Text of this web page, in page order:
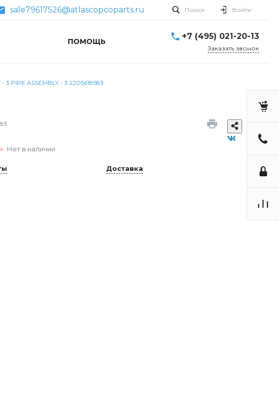
sale79617526@atlascopcoparts.ru Поиск Войти
ПОМОЩЬ
+7 (495) 021-20-13
Заказать звонок
- 3 PIPE ASSEMBLY - 3 2205618583
Нет в наличии
Доставка